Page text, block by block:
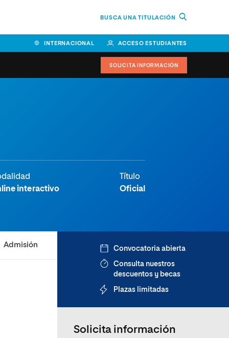
BUSCA UNA TITULACIÓN
INTERNACIONAL ACCESO ESTUDIANTES
SOLICITA INFORMACIÓN
interactivo
Título
Oficial
Admisión Convocatoria abierta
Consulta nuestros
descuentos y becas
Plazas limitadas
Solicita información